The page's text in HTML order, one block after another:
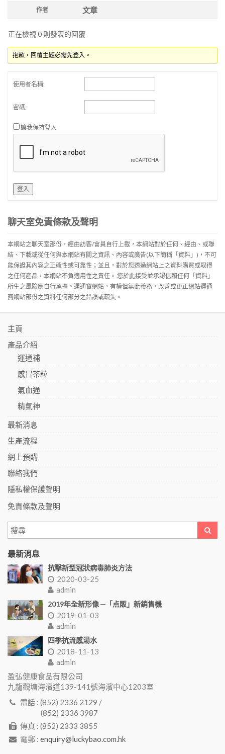
作者 文章
正在檢視 0 則發表的回覆
抱歉，回覆主題必需先登入。
使用者名稱:
密碼:
讓我保持登入
登入
聊天室免責條款及聲明
本網站之聊天室部份，經由訪客/會員自行上載，本網站對於任何、經由、或聯
結、下載或從任何與本網站有關之資訊、內容或廣告(以下簡稱「資料」)，不可
能保證其內容之正確性或可靠性；並且，對於您透過網站上之資料購買或取得
之任何産品，本網站不負適用性之責任。 您於此接受並承認信賴任何「資料」
所生之風險應自行承擔。運通寶網站，有權但無此義務，改善或更正網站運通
寶網站部份之資料任何部分之錯誤或疏失。
主頁
產品介紹
運通補
感冒茶粒
氣血通
精氣神
最新消息
生產流程
網上預購
聯絡我們
隱私權保護聲明
免責條款及聲明
最新消息
抗擊新型冠狀病毒肺炎方法
2020-03-25
admin
2019年全新形像 ─「点販」新銷售機
2019-01-03
admin
四季抗流感湯水
2018-11-13
admin
盈弘健康食品有限公司
九龍觀塘海濱道139-141號海濱中心1203室
電話 : (852) 2336 2129 /
(852) 2336 3987
傳真 : (852) 2333 3855
電郵 : enquiry@luckybao.com.hk